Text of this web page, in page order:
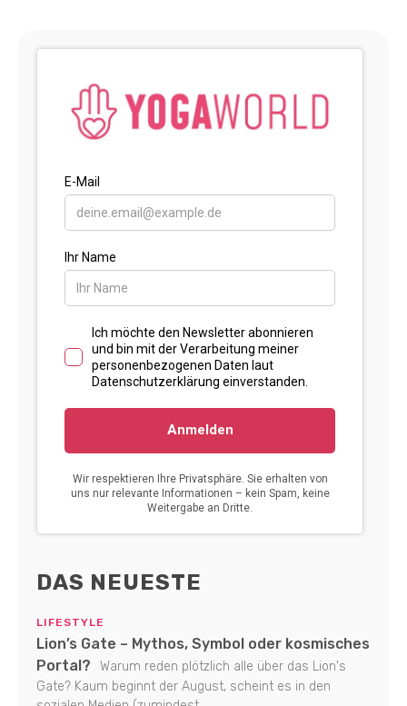
DAS NEUESTE
LIFESTYLE
Lion’s Gate – Mythos, Symbol oder kosmisches
Portal?
Warum reden plötzlich alle über das Lion's
Gate? Kaum beginnt der August, scheint es in den